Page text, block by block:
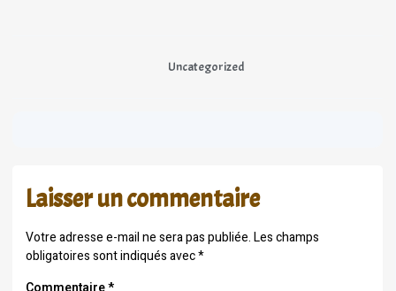
Uncategorized
Laisser un commentaire
Votre adresse e-mail ne sera pas publiée.Les champs
obligatoires sont indiqués avec*